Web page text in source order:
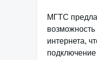
МГТС
возможность
интернета,
подключение